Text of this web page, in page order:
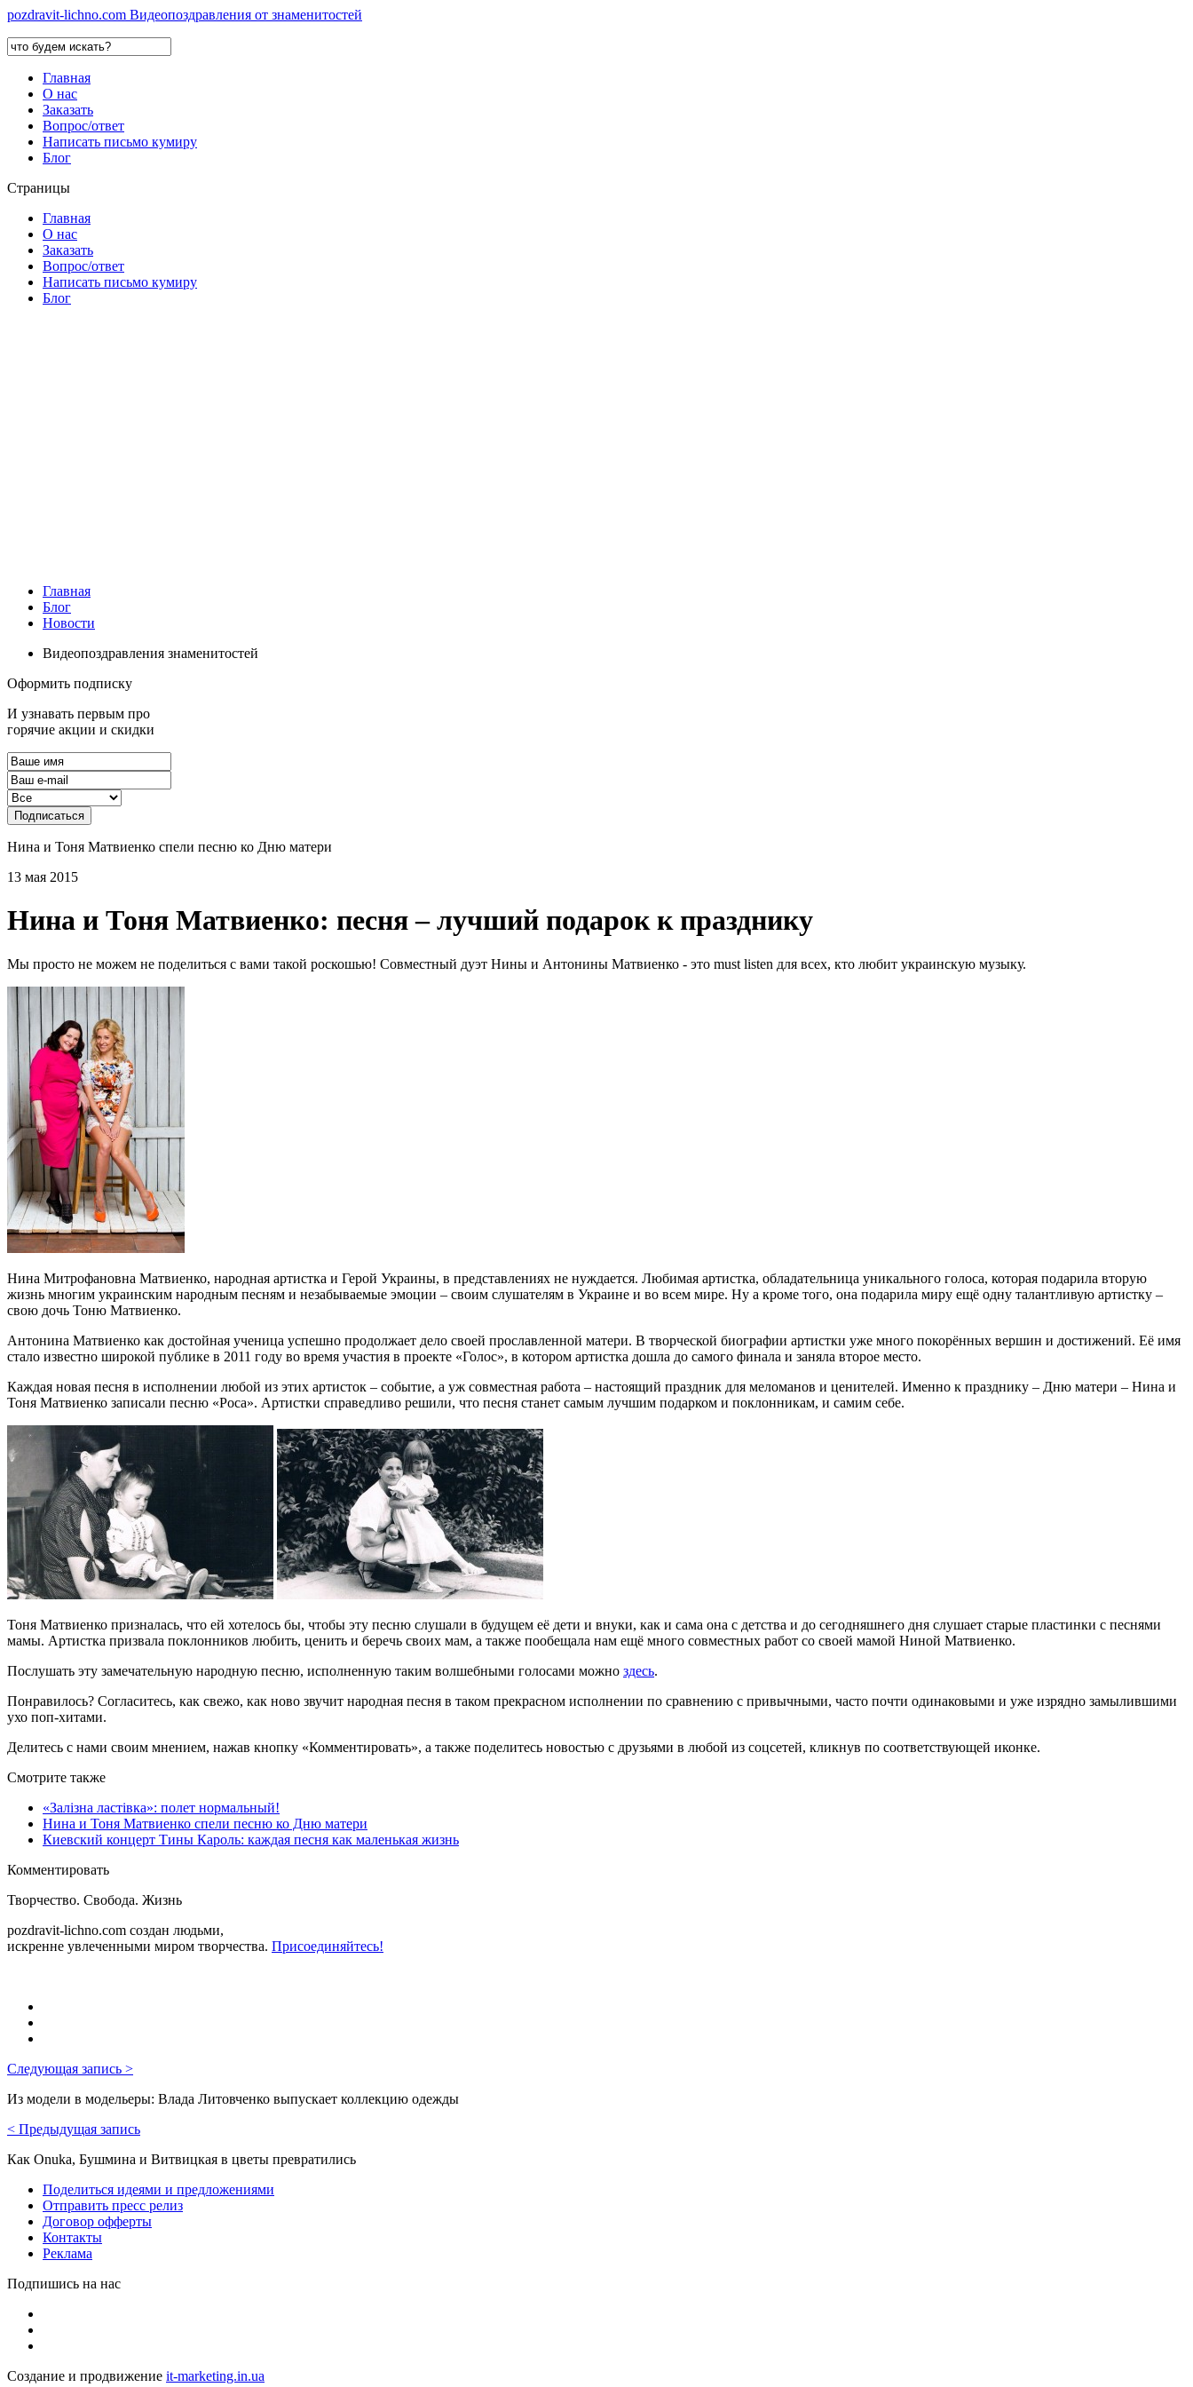
pozdravit-lichno.com Видеопоздравления от знаменитостей
Главная
О нас
Заказать
Вопрос/ответ
Написать письмо кумиру
Блог
Страницы
Главная
О нас
Заказать
Вопрос/ответ
Написать письмо кумиру
Блог
Главная
Блог
Новости
Видеопоздравления знаменитостей
Оформить подписку
И узнавать первым про
горячие акции и скидки
Подписаться
Нина и Тоня Матвиенко спели песню ко Дню матери
13 мая 2015
Нина и Тоня Матвиенко: песня – лучший подарок к празднику
Мы просто не можем не поделиться с вами такой роскошью! Совместный дуэт Нины и Антонины Матвиенко - это must listen для всех, кто любит украинскую музыку.
Нина Митрофановна Матвиенко, народная артистка и Герой Украины, в представлениях не нуждается. Любимая артистка, обладательница уникального голоса, которая подарила вторую
жизнь многим украинским народным песням и незабываемые эмоции – своим слушателям в Украине и во всем мире. Ну а кроме того, она подарила миру ещё одну талантливую артистку –
свою дочь Тоню Матвиенко.
Антонина Матвиенко как достойная ученица успешно продолжает дело своей прославленной матери. В творческой биографии артистки уже много покорённых вершин и достижений. Её имя
стало известно широкой публике в 2011 году во время участия в проекте «Голос», в котором артистка дошла до самого финала и заняла второе место.
Каждая новая песня в исполнении любой из этих артисток – событие, а уж совместная работа – настоящий праздник для меломанов и ценителей. Именно к празднику – Дню матери – Нина и
Тоня Матвиенко записали песню «Роса». Артистки справедливо решили, что песня станет самым лучшим подарком и поклонникам, и самим себе.
Тоня Матвиенко призналась, что ей хотелось бы, чтобы эту песню слушали в будущем её дети и внуки, как и сама она с детства и до сегодняшнего дня слушает старые пластинки с песнями
мамы. Артистка призвала поклонников любить, ценить и беречь своих мам, а также пообещала нам ещё много совместных работ со своей мамой Ниной Матвиенко.
Послушать эту замечательную народную песню, исполненную таким волшебными голосами можно здесь.
Понравилось? Согласитесь, как свежо, как ново звучит народная песня в таком прекрасном исполнении по сравнению с привычными, часто почти одинаковыми и уже изрядно замылившими
ухо поп-хитами.
Делитесь с нами своим мнением, нажав кнопку «Комментировать», а также поделитесь новостью с друзьями в любой из соцсетей, кликнув по соответствующей иконке.
Смотрите также
«Залізна ластівка»: полет нормальный!
Нина и Тоня Матвиенко спели песню ко Дню матери
Киевский концерт Тины Кароль: каждая песня как маленькая жизнь
Комментировать
Творчество. Свобода. Жизнь
pozdravit-lichno.com создан людьми,
искренне увлеченными миром творчества. Присоединяйтесь!
Следующая запись >
Из модели в модельеры: Влада Литовченко выпускает коллекцию одежды
< Предыдущая запись
Как Onuka, Бушмина и Витвицкая в цветы превратились
Поделиться идеями и предложениями
Отправить пресс релиз
Договор офферты
Контакты
Реклама
Подпишись на нас
Создание и продвижение it-marketing.in.ua